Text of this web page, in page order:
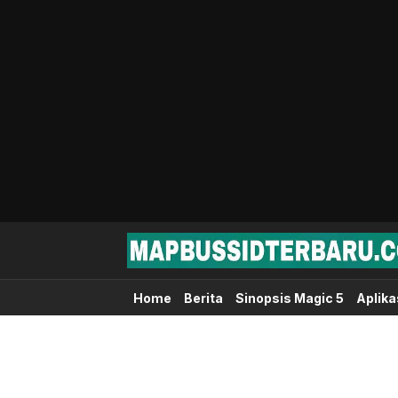
Map Bussid Terbaru
MapBussidTerbaru.com | Pusat
Home Berita Sinopsis Magic 5